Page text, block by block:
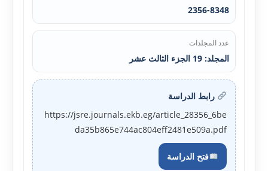
2356-8348
عدد المجلدات
المجلد: 19 الجزء الثالث عشر
رابط الدراسة
https://jsre.journals.ekb.eg/article_28356_6be
da35b865e744ac804eff2481e509a.pdf
فتح الدراسة